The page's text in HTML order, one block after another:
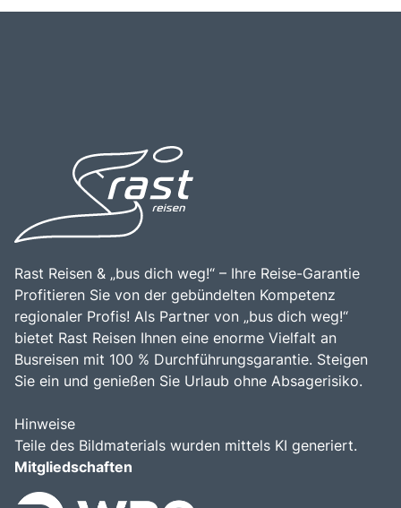
Rast Reisen & „bus dich weg!“ – Ihre Reise-Garantie
Profitieren Sie von der gebündelten Kompetenz
regionaler Profis! Als Partner von „bus dich weg!“
bietet Rast Reisen Ihnen eine enorme Vielfalt an
Busreisen mit 100 % Durchführungsgarantie. Steigen
Sie ein und genießen Sie Urlaub ohne Absagerisiko.
Hinweise
Teile des Bildmaterials wurden mittels KI generiert.
Mitgliedschaften